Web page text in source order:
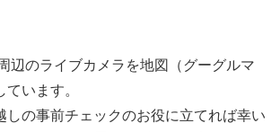
辺のライブカメラを地図（グーグルマ
います。
しの事前チェックのお役に立てれば幸い